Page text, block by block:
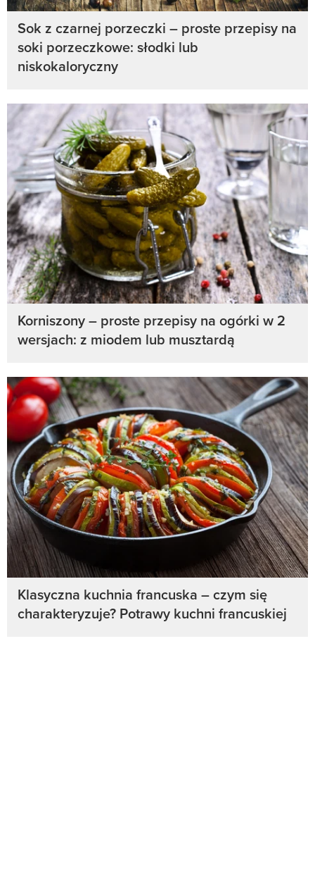
Sok z czarnej porzeczki – proste przepisy na
soki porzeczkowe: słodki lub
niskokaloryczny
Korniszony – proste przepisy na ogórki w 2
wersjach: z miodem lub musztardą
Klasyczna kuchnia francuska – czym się
charakteryzuje? Potrawy kuchni francuskiej